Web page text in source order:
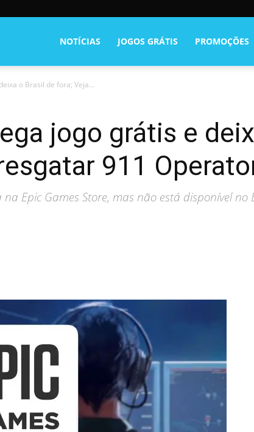
NOTÍCIAS JOGOS GRÁTIS PROMOÇÕES
o Brasil de fora; Veja...
jogo grátis e
911
Epic Games Store, mas não está disponível